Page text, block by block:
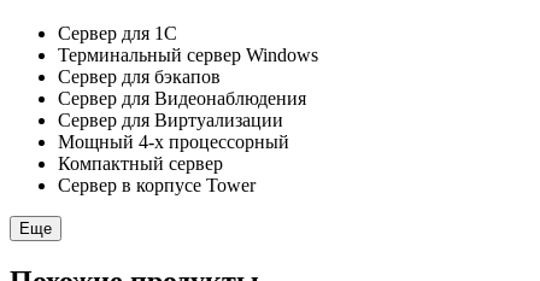
Сервер для 1С
Терминальный сервер Windows
Сервер для бэкапов
Сервер для Видеонаблюдения
Сервер для Виртуализации
Мощный 4-х процессорный
Компактный сервер
Сервер в корпусе Tower
Еще